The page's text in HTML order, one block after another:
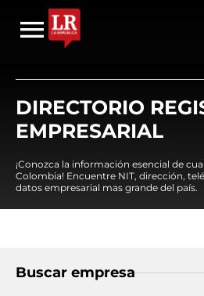
DIRECTORIO
EMPRESARIAL
¡Conozca la información esencial de
Colombia! Encuentre NIT, dirección,
datos empresarial mas grande del país.
Buscar empresa